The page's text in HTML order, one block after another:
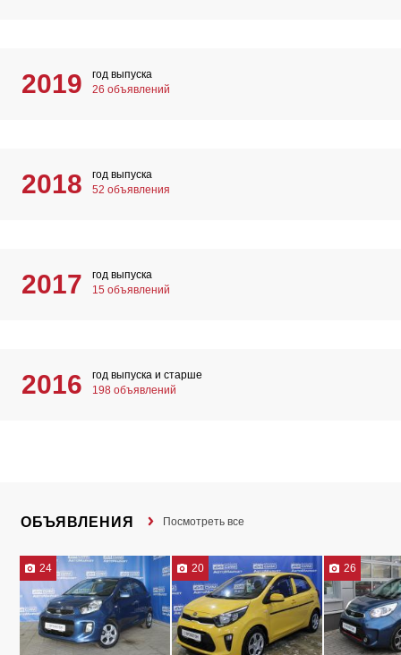
2019
год выпуска
26 объявлений
2018
год выпуска
52 объявления
2017
год выпуска
15 объявлений
2016
год выпуска и старше
198 объявлений
ОБЪЯВЛЕНИЯ Посмотреть все
24 20 26